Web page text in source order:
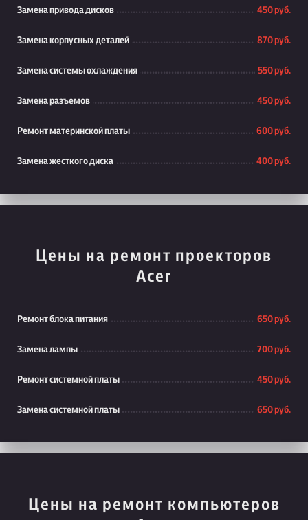
Замена привода дисков 450 руб.
Замена корпусных деталей 870 руб.
Замена системы охлаждения 550 руб.
Замена разъемов 450 руб.
Ремонт материнской платы 600 руб.
Замена жесткого диска 400 руб.
Цены на ремонт проекторов
Acer
Ремонт блока питания 650 руб.
Замена лампы 700 руб.
Ремонт системной платы 450 руб.
Замена системной платы 650 руб.
Цены на ремонт компьютеров